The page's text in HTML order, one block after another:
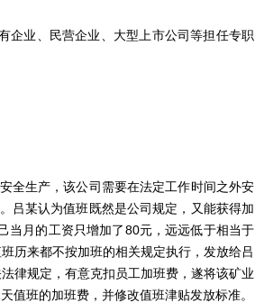
企业、民营企业、大型上市公司等担任专职
生产，该公司需要在法定工作时间之外安
吕某认为值班既然是公司规定，又能获得加
当月的工资只增加了80元，远远低于相当于
历来都不按加班的相关规定执行，发放给吕
律规定，有意克扣员工加班费，遂将该矿业
值班的加班费，并修改值班津贴发放标准。